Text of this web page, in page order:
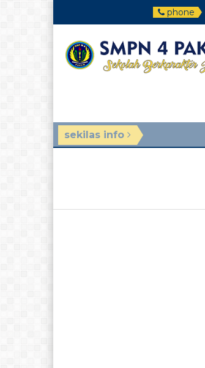
phone
sekilas info